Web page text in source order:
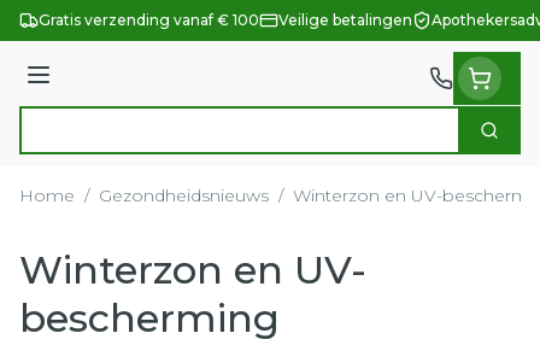
Ga naar de inhoud
Gratis verzending vanaf € 100 Veilige betalingen
Menu
Zoek
Home / Gezondheidsnieuws / Winterzon en UV-
Winterzon en UV-
bescherming